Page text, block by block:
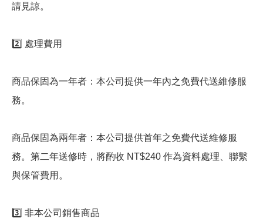
請見諒。
2️⃣ 處理費用
商品保固為一年者：本公司提供一年內之免費代送維修服
務。
商品保固為兩年者：本公司提供首年之免費代送維修服
務。第二年送修時，將酌收 NT$240 作為資料處理、聯繫
與保管費用。
3️⃣ 非本公司銷售商品